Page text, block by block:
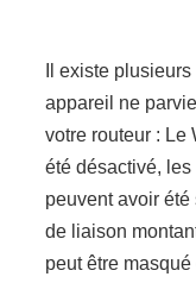
Il existe
appareil ne
votre routeur : Le
été désactivé,
peuvent avoir
de liaison
peut être